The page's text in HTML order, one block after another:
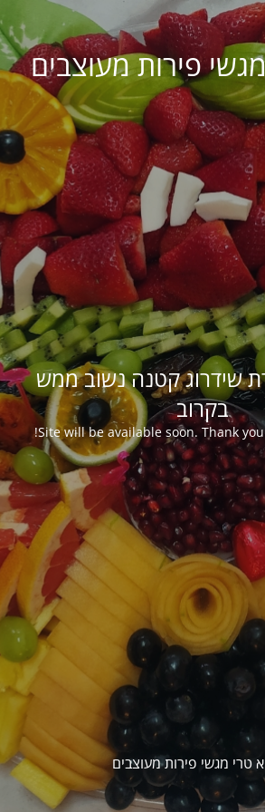
פירות מעוצבים
שידרוג קטנה נשוב ממש
בקרוב
Site will be available soon. Thank
טרי מגשי פירות מעוצבים